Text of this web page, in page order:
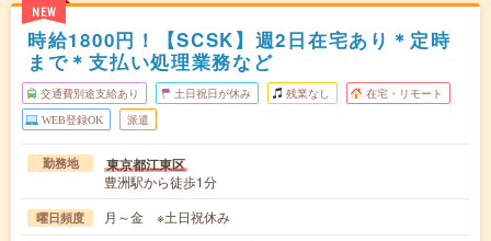
NEW
時給1800円！【SCSK】週2日在宅あり＊定時
まで＊支払い処理業務など
交通費別途支給あり 土日祝日が休み 残業なし 在宅・リモート
WEB登録OK 派遣
勤務地 東京都江東区
豊洲駅から徒歩1分
曜日頻度 月～金 ※土日祝休み